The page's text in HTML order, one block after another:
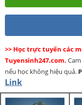
>> Học trực tuyến các
Tuyensinh247.com.
nếu học không hiệu quả.
Link